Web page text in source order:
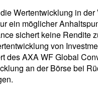
Wertentwicklung in
ein möglicher
sichert keine Rendite
von
des AXA WF Global
an der Börse bei